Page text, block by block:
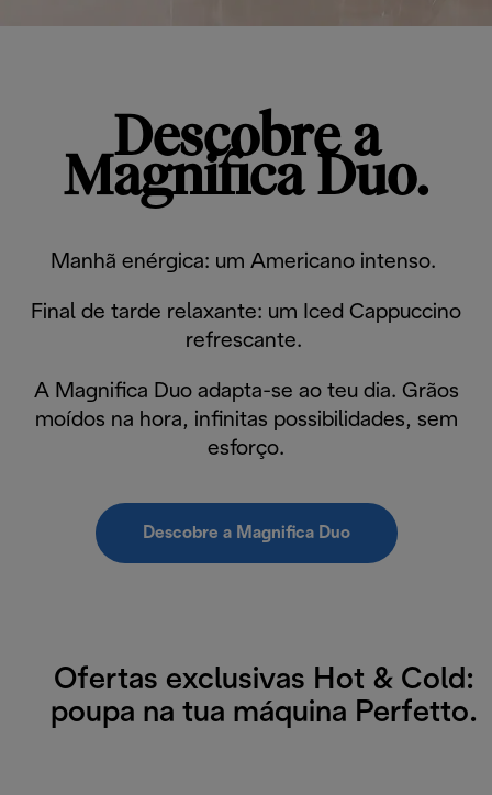
Descobre a
Magnifica Duo.
Manhã enérgica: um Americano intenso.
Final de tarde relaxante: um Iced Cappuccino
refrescante.
A Magnifica Duo adapta-se ao teu dia. Grãos
moídos na hora, infinitas possibilidades, sem
esforço.
Descobre a Magnifica Duo
Ofertas exclusivas Hot & Cold:
poupa na tua máquina Perfetto.